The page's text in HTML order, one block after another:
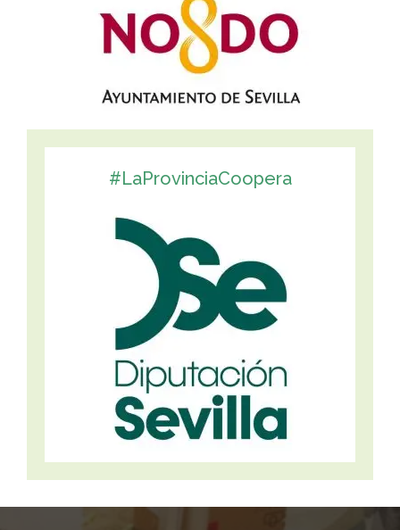
#LaProvinciaCoopera